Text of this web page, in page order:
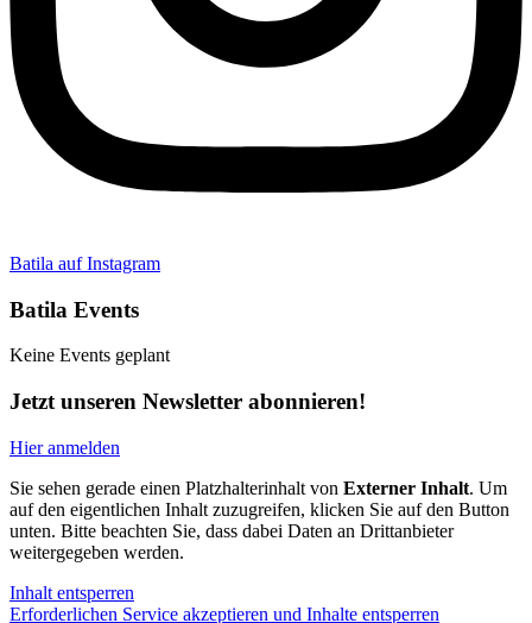
Batila auf Instagram
Batila Events
Keine Events geplant
Jetzt unseren Newsletter abonnieren!
Hier anmelden
Sie sehen gerade einen Platzhalterinhalt von Externer Inhalt. Um
auf den eigentlichen Inhalt zuzugreifen, klicken Sie auf den Button
unten. Bitte beachten Sie, dass dabei Daten an Drittanbieter
weitergegeben werden.
Inhalt entsperren
Erforderlichen Service akzeptieren und Inhalte entsperren